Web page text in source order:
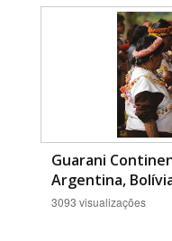
Guarani
Argentina,
3093 visualizações